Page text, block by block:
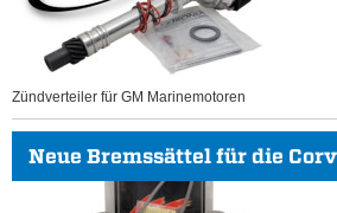
Zündverteiler für GM Marinemotoren
Neue Bremssättel für die